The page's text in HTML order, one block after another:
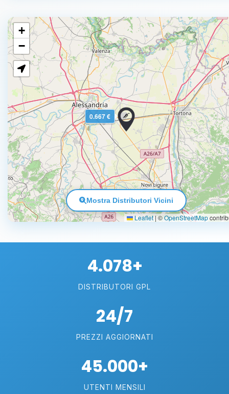
0.667 €
+
−
Leaflet|©OpenStreetMap
Mostra Distributori Vicini
4.078+
DISTRIBUTORI GPL
24/7
PREZZI AGGIORNATI
45.000+
UTENTI MENSILI